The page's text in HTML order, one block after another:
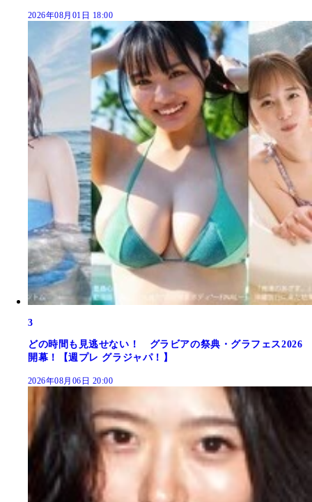
2026年08月01日 18:00
3
どの時間も見逃せない！ グラビアの祭典・グラフェス2026
開幕！【週プレ グラジャパ！】
2026年08月06日 20:00